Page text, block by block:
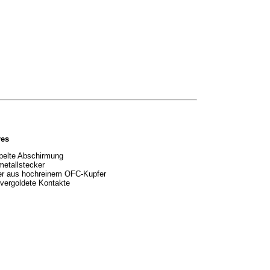
Abschirmung
aus hochreinem OFC-Kupfer
Kontakte